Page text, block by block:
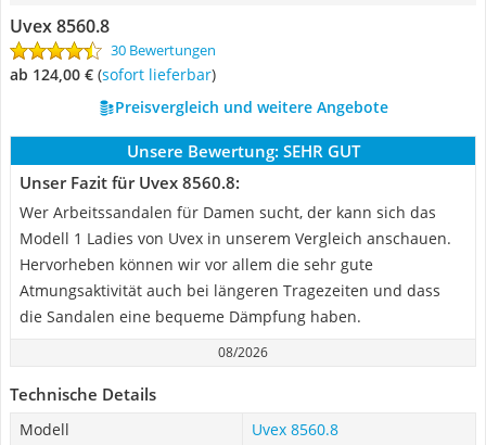
Uvex 8560.8
30 Bewertungen
ab 124,00 € ( Sofort lieferbar)
Preisvergleich und weitere Angebote
Unsere Bewertung: SEHR GUT
Unser Fazit für Uvex 8560.8:
Wer Arbeitssandalen für Damen sucht, der kann sich das
Modell 1 Ladies von Uvex in unserem Vergleich anschauen.
Hervorheben können wir vor allem die sehr gute
Atmungsaktivität auch bei längeren Tragezeiten und dass
die Sandalen eine bequeme Dämpfung haben.
08/2026
Technische Details
Modell
Uvex 8560.8